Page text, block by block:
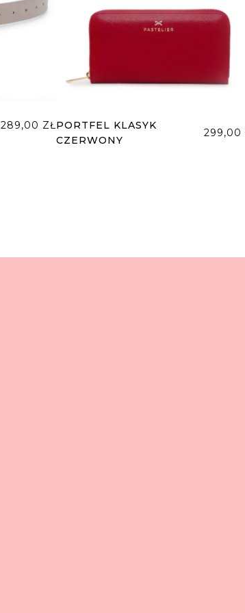
289,00 ZŁPORTFEL KLASYK
CZERWONY
299,00